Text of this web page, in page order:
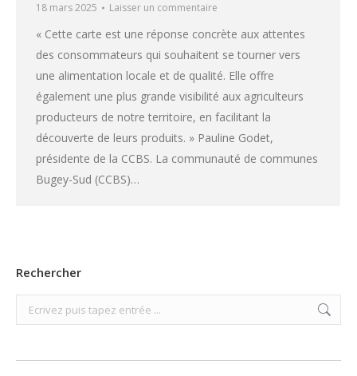
18 mars 2025
Laisser un commentaire
« Cette carte est une réponse concrète aux attentes
des consommateurs qui souhaitent se tourner vers
une alimentation locale et de qualité. Elle offre
également une plus grande visibilité aux agriculteurs
producteurs de notre territoire, en facilitant la
découverte de leurs produits. » Pauline Godet,
présidente de la CCBS. La communauté de communes
Bugey-Sud (CCBS)…
Rechercher
Search: